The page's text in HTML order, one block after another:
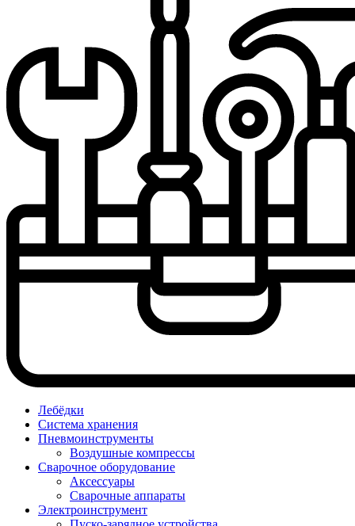
Лебёдки
Система хранения
Пневмоинструменты
Воздушные компрессы
Сварочное оборудование
Аксессуары
Сварочные аппараты
Электроинструмент